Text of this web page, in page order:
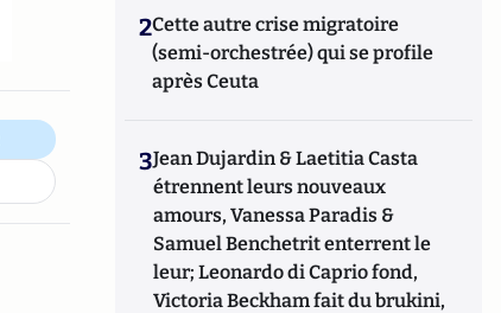
2Cette autre crise migratoire
(semi-orchestrée) qui se profile
après Ceuta
3Jean Dujardin & Laetitia Casta
étrennent leurs nouveaux
amours, Vanessa Paradis &
Samuel Benchetrit enterrent le
leur; Leonardo di Caprio fond,
Victoria Beckham fait du brukini,